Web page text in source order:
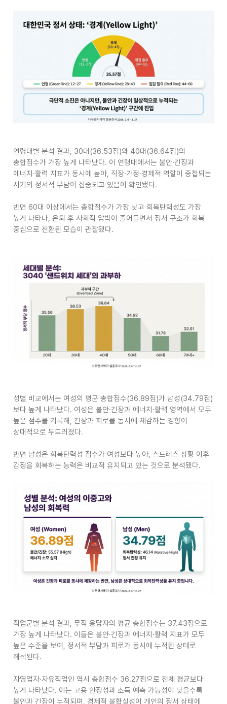
연령대별 분석 결과, 30대 (36.53점)와 40대 (36.64점)의
총합점수가 가장 높게 나타났다. 이 연령대에서는 불안·긴장과
에너지 ·활력 지표가 동시에 높아, 직장·가정·경제적 역할이 중첩되는
시기의 정서적 부담이 집중되고 있음이 확인됐다.
반면 60대 이상에서는 총합점수가 가장 낮고 회복탄력성도 가장
높게 나타나, 은퇴 후 사회적 압박이 줄어들면서 정서 구조가 회복
중심으로 전환된 모습이 관찰됐다.
성별 비교에서는 여성의 평균 총합점수(36.89점)가 남성(34.79점)
보다 높게 나타났다. 여성은 불안·긴장과 에너지·활력 영역에서 모두
높은 점수를 기록해, 긴장과 피로를 동시에 체감하는 경향이
상대적으로 두드러졌다.
반면 남성은 회복탄력성 점수가 여성보다 높아, 스트레스 상황 이후
감정을 회복하는 능력은 비교적 유지되고 있는 것으로 분석됐다.
직업군별 분석 결과, 무직 응답자의 평균 총합점수는 37.43점으로
가장 높게 나타났다. 이들은 불안·긴장과 에너지·활력 지표가 모두
높은 수준을 보여, 정서적 부담과 피로가 동시에 누적된 상태로
해석된다.
자영업자·자유직업인 역시 총합점수 36.27점으로 전체 평균보다
높게 나타났다. 이는 고용 안정성과 소득 예측 가능성이 낮을수록
불안과 긴장이 누적되며, 경제적 불확실성이 개인의 정서 상태에